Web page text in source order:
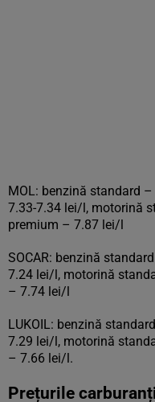
MOL: benzină standard
7.33-7.34 lei/l, motorină
premium – 7.87 lei/l
SOCAR: benzină
7.24 lei/l, motorină
– 7.74 lei/l
LUKOIL: benzină
7.29 lei/l, motorină
– 7.66 lei/l.
Prețurile